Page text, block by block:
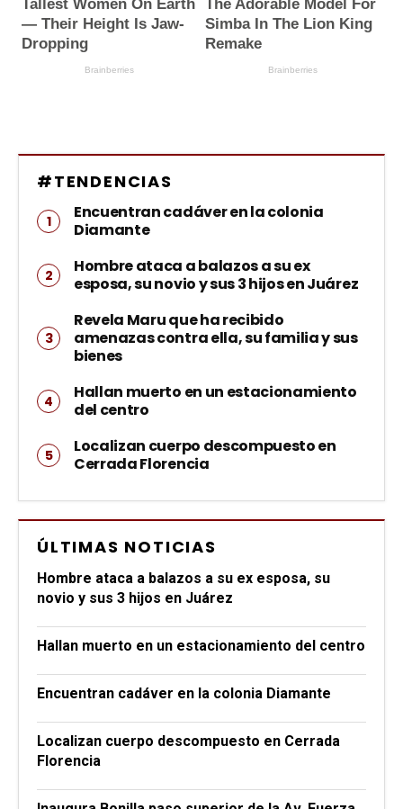
#TENDENCIAS
Encuentran cadáver en la colonia
Diamante
Hombre ataca a balazos a su ex
esposa, su novio y sus 3 hijos en Juárez
Revela Maru que ha recibido
amenazas contra ella, su familia y sus
bienes
Hallan muerto en un estacionamiento
del centro
Localizan cuerpo descompuesto en
Cerrada Florencia
ÚLTIMAS NOTICIAS
Hombre ataca a balazos a su ex esposa, su
novio y sus 3 hijos en Juárez
Hallan muerto en un estacionamiento del centro
Encuentran cadáver en la colonia Diamante
Localizan cuerpo descompuesto en Cerrada
Florencia